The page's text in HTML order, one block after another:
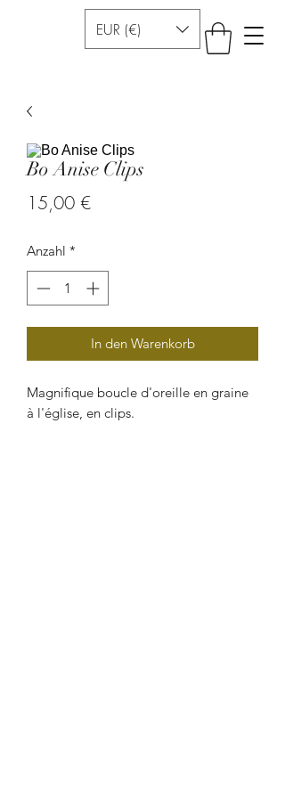
EUR (€)
Bo Anise Clips
15,00 €Preis
Anzahl *
In den Warenkorb
Magnifique boucle d'oreille en graine
à l'église, en clips.